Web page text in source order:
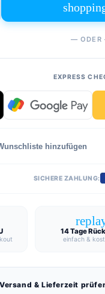
— ODER
EXPRESS
hinzufügen
SICHERE ZAHLUNG:
14 Tage
einfach &
Versand & Lieferzeit